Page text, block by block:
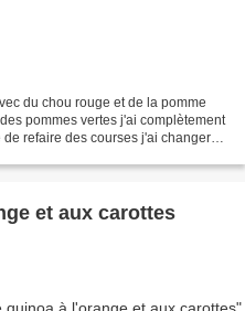
du chou rouge et de la pomme
pommes vertes j'ai complètement
refaire des courses j'ai changer
et aux carottes